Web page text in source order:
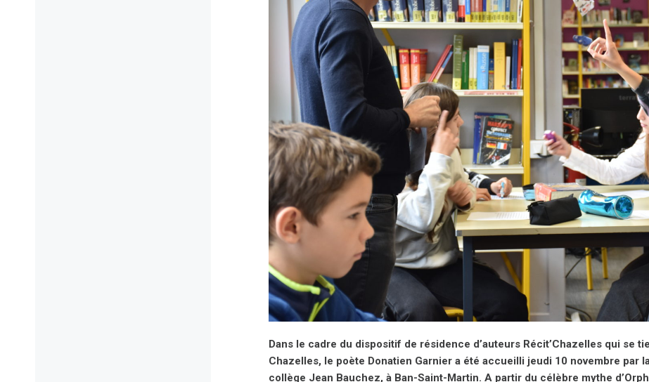
Dans le cadre du dispositif de résidence d’auteurs Récit’Chazelles qui se
Chazelles, le poète Donatien Garnier a été accueilli jeudi 10 novembre par
collège Jean Bauchez, à Ban-Saint-Martin. A partir du célèbre mythe